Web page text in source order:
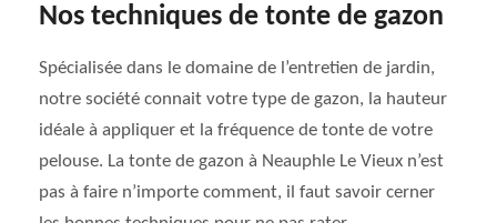
Nos techniques de tonte de gazon
Spécialisée dans le domaine de l’entretien de jardin,
notre société connait votre type de gazon, la hauteur
idéale à appliquer et la fréquence de tonte de votre
pelouse. La tonte de gazon à Neauphle Le Vieux n’est
pas à faire n’importe comment, il faut savoir cerner